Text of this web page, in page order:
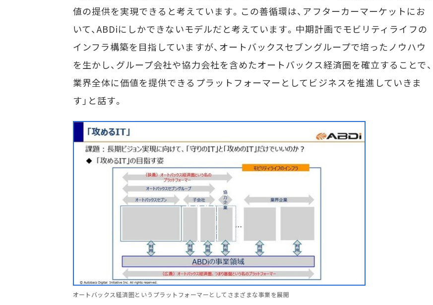
値の提供を実現できると考えています。この善循環は、アフターカーマーケットにお
いて、ABDiにしかできないモデルだと考えています。中期計画でモビリティライフの
インフラ構築を目指していますが、オートバックスセブングループで培ったノウハウ
を生かし、グループ会社や協力会社を含めたオートバックス経済圏を確立することで、
業界全体に価値を提供できるプラットフォーマーとしてビジネスを推進していきま
す」と話す。
オートバックス経済圏というプラットフォーマーとしてさまざまな事業を展開